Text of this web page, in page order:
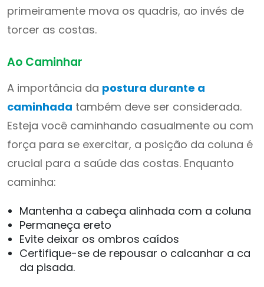
primeiramente mova os quadris, ao invés de
torcer as costas.
Ao Caminhar
A importância da postura durante a
caminhada também deve ser considerada.
Esteja você caminhando casualmente ou com
força para se exercitar, a posição da coluna é
crucial para a saúde das costas. Enquanto
caminha:
Mantenha a cabeça alinhada com a coluna
Permaneça ereto
Evite deixar os ombros caídos
Certifique-se de repousar o calcanhar a ca
da pisada.